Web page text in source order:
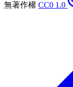
無著作權 CC0 1.0